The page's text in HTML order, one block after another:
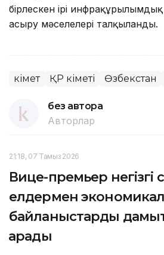
бірлескен ірі
асыру мәселелері талқыланды.
Үкімет ҚР Үкіметі Өзбекстан
без автора
Авторлар
21:18, 07 Тамыз 2026
Вице-премьер негізгі
елдермен
байланыстарды
қарады